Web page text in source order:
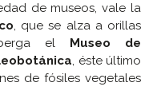
de museos, vale la
, que se alza a orillas
el Museo de
, éste último
de fósiles vegetales